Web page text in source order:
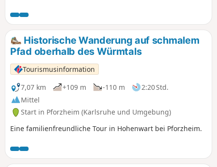
Historische Wanderung auf schmalem
Pfad oberhalb des Würmtals
Tourismusinformation
7,07 km
+109 m -110 m
2:20 Std.
Mittel
Start in Pforzheim (Karlsruhe und Umgebung)
Eine familienfreundliche Tour in Hohenwart bei Pforzheim.